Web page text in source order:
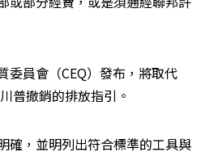
委員會（CEQ）發布，將取代
普撤銷的排放指引。
確，並明列出符合標準的工具與